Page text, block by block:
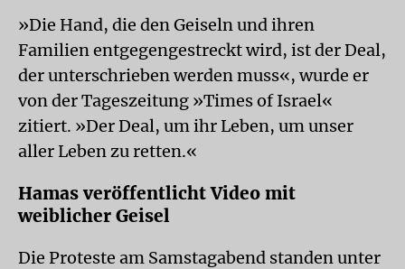
»Die Hand, die den Geiseln und ihren
Familien entgegengestreckt wird, ist der Deal,
der unterschrieben werden muss«, wurde er
von der Tageszeitung »Times of Israel«
zitiert. »Der Deal, um ihr Leben, um unser
aller Leben zu retten.«
Hamas veröffentlicht Video mit
weiblicher Geisel
Die Proteste am Samstagabend standen unter